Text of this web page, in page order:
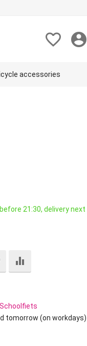


accessories
21:30, delivery next
tomorrow (on workdays)